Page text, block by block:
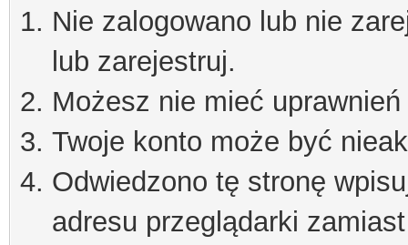
Nie zalogowano lub nie
lub zarejestruj.
Możesz nie mieć
Twoje konto może być
Odwiedzono tę stronę
adresu przeglądarki